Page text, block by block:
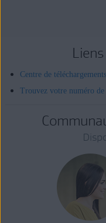
Centre de téléchargements
Trouvez votre numéro de